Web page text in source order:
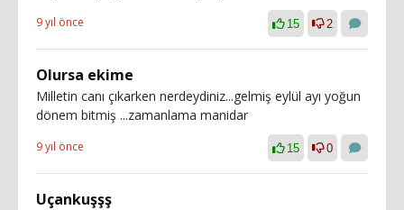
9 yıl önce 15 2
Olursa ekime
Milletin canı çıkarken nerdeydiniz...gelmiş eylül ayı yoğun
dönem bitmiş ...zamanlama manidar
9 yıl önce 15 0
Uçankuşşş